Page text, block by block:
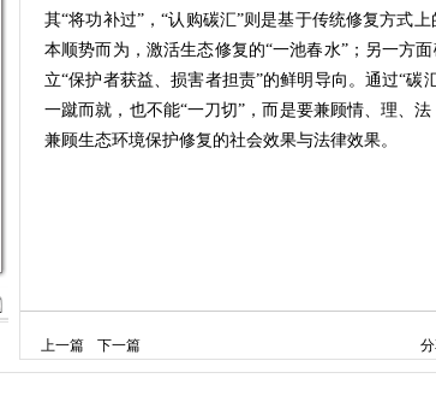
其“将功补过”，“认购碳汇”则是基于传统修复方式
本顺势而为，激活生态修复的“一池春水”；另一方
立“保护者获益、损害者担责”的鲜明导向。通过“碳
一蹴而就，也不能“一刀切”，而是要兼顾情、理、
兼顾生态环境保护修复的社会效果与法律效果。
上一篇 下一篇